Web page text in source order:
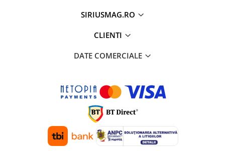
SIRIUSMAG.RO
CLIENTI
DATE COMERCIALE